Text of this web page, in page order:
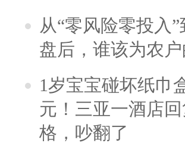
从“零风险零投入
盘后，谁该为农
1岁宝宝碰坏纸巾
元！三亚一酒店
格，吵翻了